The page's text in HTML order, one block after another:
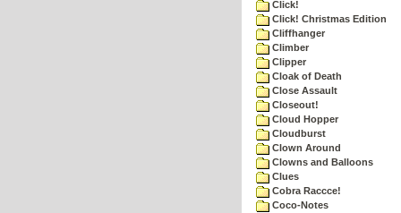
Click!
Click! Christmas Edition
Cliffhanger
Climber
Clipper
Cloak of Death
Close Assault
Closeout!
Cloud Hopper
Cloudburst
Clown Around
Clowns and Balloons
Clues
Cobra Raccce!
Coco-Notes